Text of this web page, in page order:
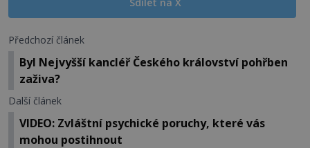
Předchozí článek
Byl Nejvyšší kancléř Českého království pohřben
zaživa?
Další článek
VIDEO: Zvláštní psychické poruchy, které vás
mohou postihnout